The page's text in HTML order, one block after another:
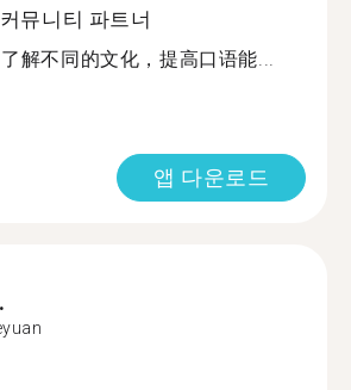
뮤니티 파트너
解不同的文化，提高口语能...
앱 다운로드